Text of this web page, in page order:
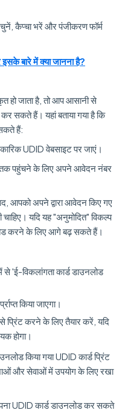
कैप्चा भरें और पंजीकरण फॉर्म
बारे में क्या जानना है?
हो जाता है, तो आप आसानी से
सकते हैं। यहां बताया गया है कि
हैं:
UDID वेबसाइट पर जाएं।
तक पहुंचने के लिए अपने आवेदन नंबर
आपको अपने द्वारा आवेदन किए गए
यदि यह "अनुमोदित" विकल्प
करने के लिए आगे बढ़ सकते हैं।
से 'ई-विकलांगता कार्ड डाउनलोड
किया जाएगा।
प्रिंट करने के लिए तैयार करें, यदि
होगा।
किया गया UDID कार्ड प्रिंट
और सेवाओं में उपयोग के लिए रखा
UDID कार्ड डाउनलोड कर सकते